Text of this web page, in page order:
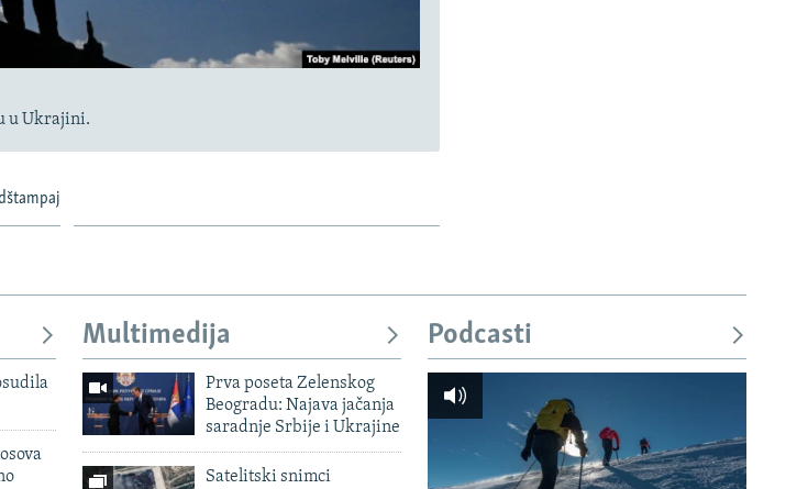
u Ukrajini.
Multimedija
Prva poseta Zelenskog
Beogradu: Najava jačanja
saradnje Srbije i Ukrajine
Satelitski snimci
Podcasti